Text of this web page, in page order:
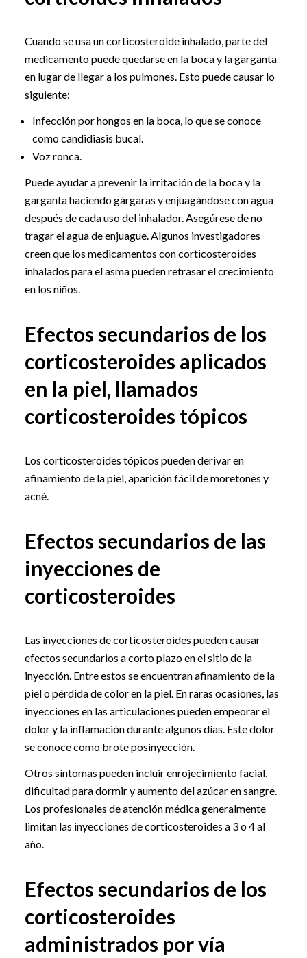
Cuando se usa un corticosteroide inhalado, parte del
medicamento puede quedarse en la boca y la garganta
en lugar de llegar a los pulmones. Esto puede causar lo
siguiente:
Infección por hongos en la boca, lo que se conoce
como candidiasis bucal.
Voz ronca.
Puede ayudar a prevenir la irritación de la boca y la
garganta haciendo gárgaras y enjuagándose con agua
después de cada uso del inhalador. Asegúrese de no
tragar el agua de enjuague. Algunos investigadores
creen que los medicamentos con corticosteroides
inhalados para el asma pueden retrasar el crecimiento
en los niños.
Efectos secundarios de los
corticosteroides aplicados
en la piel, llamados
corticosteroides tópicos
Los corticosteroides tópicos pueden derivar en
afinamiento de la piel, aparición fácil de moretones y
acné.
Efectos secundarios de las
inyecciones de
corticosteroides
Las inyecciones de corticosteroides pueden causar
efectos secundarios a corto plazo en el sitio de la
inyección. Entre estos se encuentran afinamiento de la
piel o pérdida de color en la piel. En raras ocasiones, las
inyecciones en las articulaciones pueden empeorar el
dolor y la inflamación durante algunos días. Este dolor
se conoce como brote posinyección.
Otros síntomas pueden incluir enrojecimiento facial,
dificultad para dormir y aumento del azúcar en sangre.
Los profesionales de atención médica generalmente
limitan las inyecciones de corticosteroides a 3 o 4 al
año.
Efectos secundarios de los
corticosteroides
administrados por vía